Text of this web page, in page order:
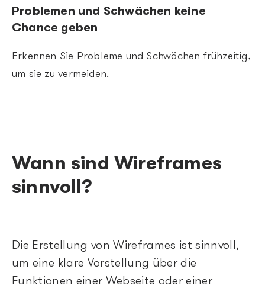
Problemen und Schwächen keine
Chance geben
Erkennen Sie Probleme und Schwächen frühzeitig,
um sie zu vermeiden.
Wann sind Wireframes
sinnvoll?
Die Erstellung von Wireframes ist sinnvoll,
um eine klare Vorstellung über die
Funktionen einer Webseite oder einer